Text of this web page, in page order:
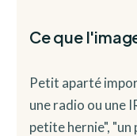
Ce que
Petit aparté
une radio ou une
petite hernie", "un